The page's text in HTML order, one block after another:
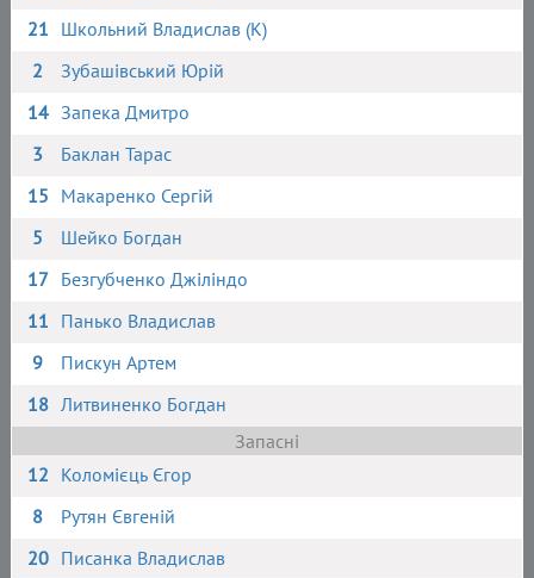
21 Школьний Владислав (К)
2
Зубашівський Юрій
14 Запека Дмитро
3
Баклан Тарас
15 Макаренко Сергій
5
Шейко Богдан
17 Безгубченко Джіліндо
11 Панько Владислав
9
Пискун Артем
18 Литвиненко Богдан
Запасні
12 Коломієць Єгор
8
Рутян Євгеній
20 Писанка Владислав